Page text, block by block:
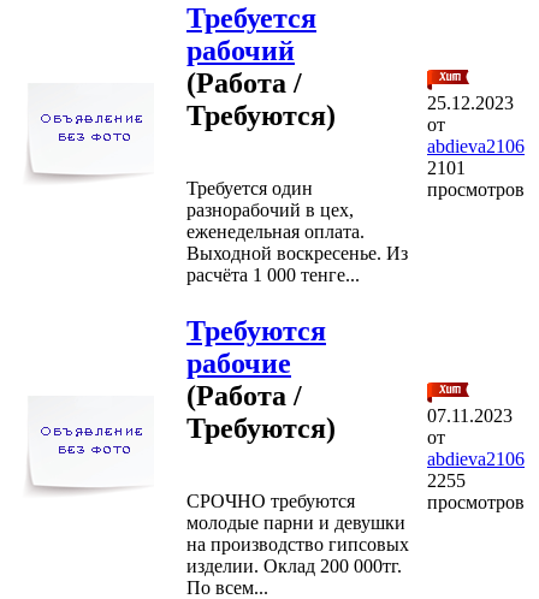
Требуется
рабочий
(Работа /
Требуются)
Требуется один
разнорабочий в цех,
еженедельная оплата.
Выходной воскресенье. Из
расчёта 1 000 тенге...
25.12.2023
от
abdieva2106
2101
просмотров
Требуются
рабочие
(Работа /
Требуются)
СРОЧНО требуются
молодые парни и девушки
на производство гипсовых
изделии. Оклад 200 000тг.
По всем...
07.11.2023
от
abdieva2106
2255
просмотров